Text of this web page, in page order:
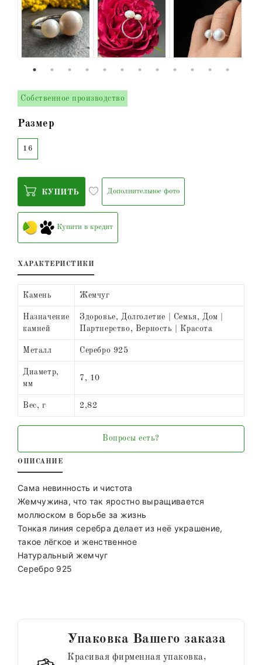
Собственное производство
Размер
16
КУПИТЬ Дополнительное фото
Купити в кредит
ХАРАКТЕРИСТИКИ
Камень Жемчуг
Назначение
камней
Здоровье, Долголетие | Семья, Дом |
Партнерство, Верность | Красота
Металл Серебро 925
Диаметр,
мм
7, 10
Вес, г 2,82
Вопросы есть?
ОПИСАНИЕ
Сама невинность и чистота
Жемчужина, что так яростно выращивается
моллюском в борьбе за жизнь
Тонкая линия серебра делает из неё украшение,
такое лёгкое и женственное
Натуральный жемчуг
Серебро 925
Упаковка Вашего заказа
Красивая фирменная упаковка,